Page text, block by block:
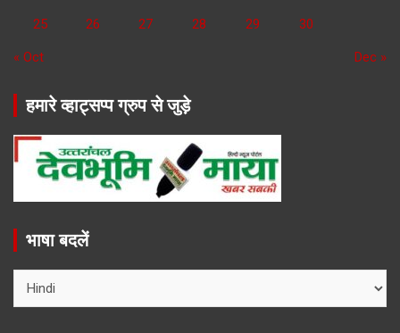
25 26 27 28 29 30
« Oct Dec »
हमारे व्हाट्सप्प ग्रुप से जुड़े
भाषा बदलें